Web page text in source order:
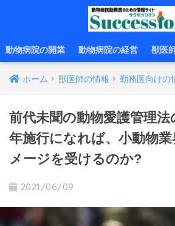
動物病院の開業 動物病院の経営 獣医
ホーム 獣医師の情報 勤務医向けの
前代未聞の動物愛護管理法
年施行になれば、小動物
メージを受けるのか?
2021/06/09